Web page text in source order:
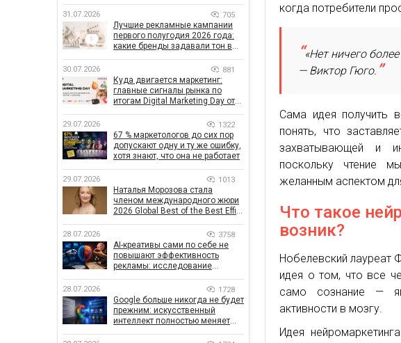
когда потребители
«Нет ничего
— Виктор Гюго.
Сама идея получить
понять, что
захватывающей и
поскольку чтение
желанным аспектом
Что такое
возник?
Нобелевский лауреат
идея о том, что все
само сознание —
активности в мозгу.
Идея
31.07.2026 705
Лучшие рекламные кампании
первого полугодия 2026 года:
какие бренды задавали тон в
30.07.2026 881
Куда двигается маркетинг:
главные сигналы рынка по
итогам Digital Marketing Day от
29.07.2026 1322
67 % маркетологов до сих пор
допускают одну и ту же ошибку,
хотя знают, что она не работает
29.07.2026 1013
Наталья Морозова стала
членом международного жюри
2026 Global Best of the Best Effie
28.07.2026 3758
AI-креативы сами по себе не
повышают эффективность
рекламы: исследование
влияет на эффективность
кампаний
28.07.2026 1728
Google больше никогда не будет
прежним: искусственный
интеллект полностью меняет